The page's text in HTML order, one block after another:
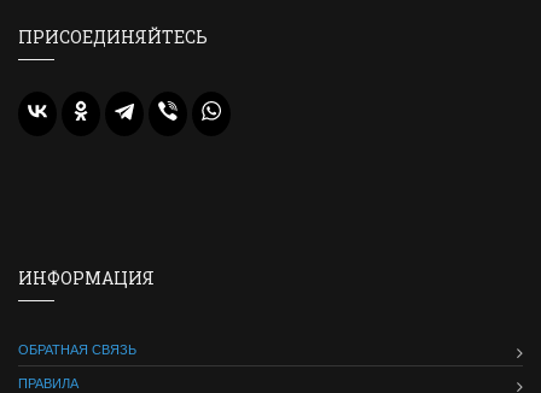
ПРИСОЕДИНЯЙТЕСЬ
ИНФОРМАЦИЯ
ОБРАТНАЯ СВЯЗЬ
ПРАВИЛА